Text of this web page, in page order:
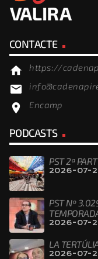
CONTACTE
home https://
email
location_on Encamp
PODCASTS
PST 2ª
2026-07-
PST Nº
2026-07-
LA
2026-07-